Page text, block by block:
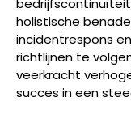
holistische
incidentrespons
richtlijnen te
veerkracht
succes in een